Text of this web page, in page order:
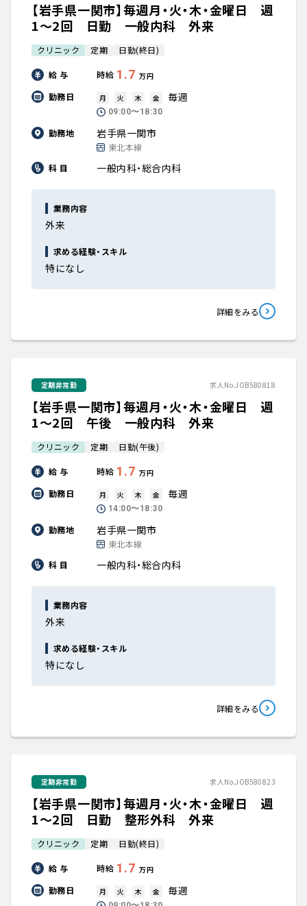
【岩手県一関市】毎週月・火・木・金曜日 週
1～2回 日勤 一般内科 外来
クリニック 定期 日勤(終日)
給 与 時給 1.7 万円
勤務日 月 火 木 金 毎週
09:00〜18:30
勤務地 岩手県一関市
東北本線
科 目
一般内科・総合内科
業務内容
外来
求める経験・スキル
特になし
詳細をみる
定期非常勤 求人No.JOB580818
【岩手県一関市】毎週月・火・木・金曜日 週
1～2回 午後 一般内科 外来
クリニック 定期 日勤(午後)
給 与 時給 1.7 万円
勤務日 月 火 木 金 毎週
14:00〜18:30
勤務地 岩手県一関市
東北本線
科 目
一般内科・総合内科
業務内容
外来
求める経験・スキル
特になし
詳細をみる
定期非常勤 求人No.JOB580823
【岩手県一関市】毎週月・火・木・金曜日 週
1～2回 日勤 整形外科 外来
クリニック 定期 日勤(終日)
給 与 時給 1.7 万円
勤務日 月 火 木 金 毎週